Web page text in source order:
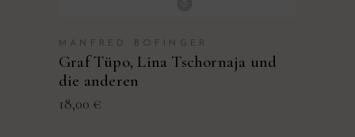
MANFRED BOFINGER
Graf Tüpo, Lina Tschornaja und
die anderen
18,00 €